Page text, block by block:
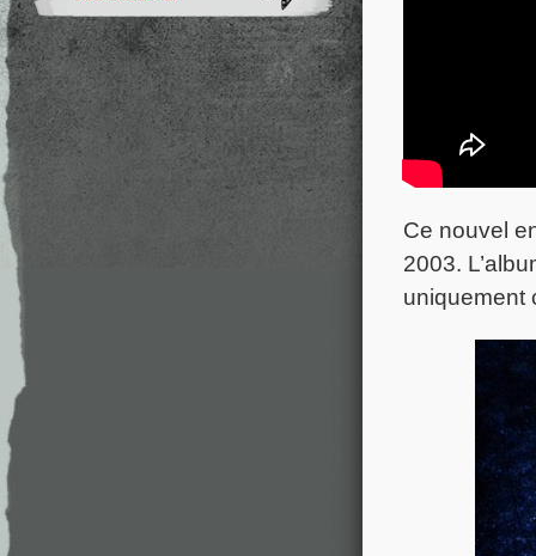
Ce nouvel
2003.
uniquement